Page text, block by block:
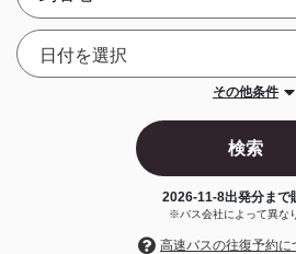
その他条件
検索
2026-11-8出発分まで
※バス会社によって異な
高速バスの往復予約に